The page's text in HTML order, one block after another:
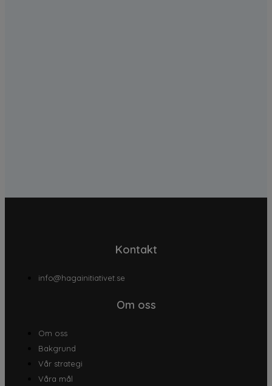
Kontakt
info@hagainitiativet.se
Om oss
Om oss
Bakgrund
Vår strategi
Våra mål